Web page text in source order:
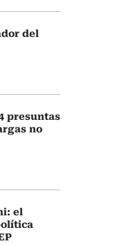
del
presuntas
no
el